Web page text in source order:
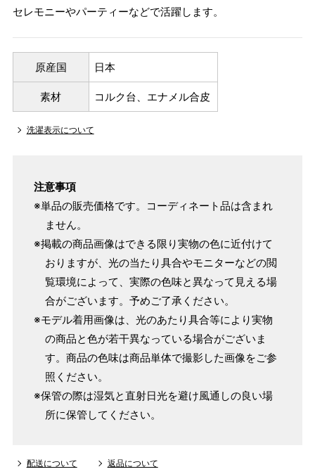
セレモニーやパーティーなどで活躍します。
原産国 日本
素材 コルク台、エナメル合皮
洗濯表示について
注意事項
※単品の販売価格です。コーディネート品は含まれ
ません。
※掲載の商品画像はできる限り実物の色に近付けて
おりますが、光の当たり具合やモニターなどの閲
覧環境によって、実際の色味と異なって見える場
合がございます。予めご了承ください。
※モデル着用画像は、光のあたり具合等により実物
の商品と色が若干異なっている場合がございま
す。商品の色味は商品単体で撮影した画像をご参
照ください。
※保管の際は湿気と直射日光を避け風通しの良い場
所に保管してください。
配送について 返品について